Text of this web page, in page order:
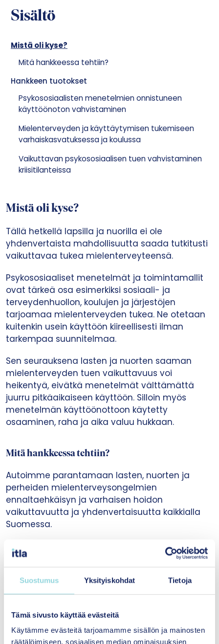
Suostumus Yksityiskohdat Tietoja
Tämä sivusto käyttää evästeitä
Käytämme evästeitä tarjoamamme sisällön ja mainosten
räätälöimiseen, sosiaalisen median ominaisuuksien
Sisältö
Mistä oli kyse?
Mitä hankkeessa tehtiin?
Hankkeen tuotokset
Psykososiaalisten menetelmien onnistuneen
käyttöönoton vahvistaminen
Mielenterveyden ja käyttäytymisen tukemiseen
varhaiskasvatuksessa ja koulussa
Vaikuttavan psykososiaalisen tuen vahvistaminen
kriisitilanteissa
Mistä oli kyse?
Tällä hetkellä lapsilla ja nuorilla ei ole
yhdenvertaista mahdollisuutta saada tutkitusti
vaikuttavaa tukea mielenterveyteensä.
Psykososiaaliset menetelmät ja toimintamallit
ovat tärkeä osa esimerkiksi sosiaali- ja
terveydenhuollon, koulujen ja järjestöjen
tarjoamaa mielenterveyden tukea. Ne otetaan
kuitenkin usein käyttöön kiireellisesti ilman
tarkempaa suunnitelmaa.
Sen seurauksena lasten ja nuorten saaman
mielenterveyden tuen vaikuttavuus voi
heikentyä, eivätkä menetelmät välttämättä
juurru pitkäaikaiseen käyttöön. Silloin myös
menetelmän käyttöönottoon käytetty
osaaminen, raha ja aika valuu hukkaan.
Mitä hankkeessa tehtiin?
Autoimme parantamaan lasten, nuorten ja
perheiden mielenterveysongelmien
ennaltaehkäisyn ja varhaisen hoidon
vaikuttavuutta ja yhdenvertaisuutta kaikkialla
Suomessa.
Edistimme hankkeen avulla tutkitusti
vaikuttavien psykososiaalisten menetelmien ja
toimintamallien suunnitelmallisempaa
käyttöönottoa. Vahvistimme implementointiin eli
suunnitelmalliseen käyttöönottoon ja
prosesseja ja yhteistyötä kansallisesti ja
alueellisesti.